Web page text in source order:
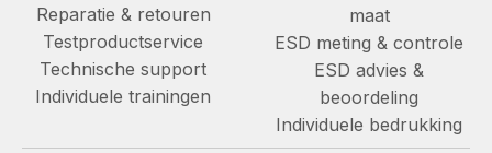
Reparatie & retouren
Testproductservice
Technische support
Individuele trainingen
maat
ESD meting & controle
ESD advies &
beoordeling
Individuele bedrukking